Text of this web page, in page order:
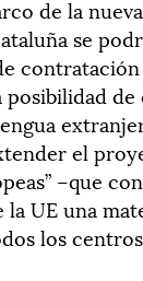
de la
se
posibilidad
el
–que
UE una
los